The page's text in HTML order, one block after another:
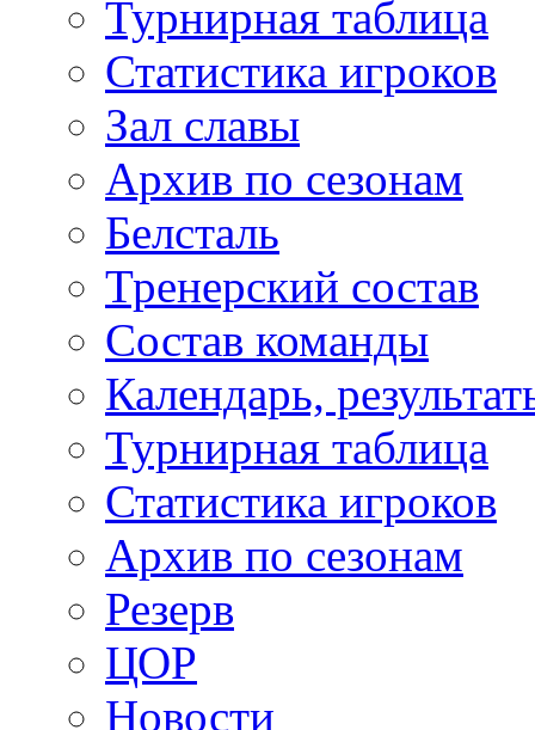
Турнирная таблица
Статистика игроков
Зал славы
Архив по сезонам
Белсталь
Тренерский состав
Состав команды
Календарь,
Турнирная таблица
Статистика игроков
Архив по сезонам
Резерв
ЦОР
Новости